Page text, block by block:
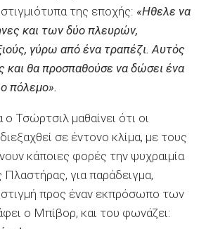
της εποχής: «Ηθελε να
και των δύο πλευρών,
γύρω από ένα τραπέζι. Αυτός
και θα προσπαθούσε να δώσει ένα
πόλεμο».
Τσώρτσιλ μαθαίνει ότι οι
σε έντονο κλίμα, με τους
κάποιες φορές την ψυχραιμία
για παράδειγμα,
στιγμή προς έναν εκπρόσωπο των
ο Μπίβορ, και του φωνάζει: